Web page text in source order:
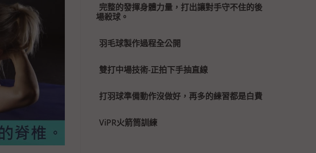
完整的發揮身體力量，打出讓對手守不住的後
場殺球。
羽毛球製作過程全公開
雙打中場技術-正拍下手抽直線
打羽球準備動作沒做好，再多的練習都是白費
ViPR火箭筒訓練